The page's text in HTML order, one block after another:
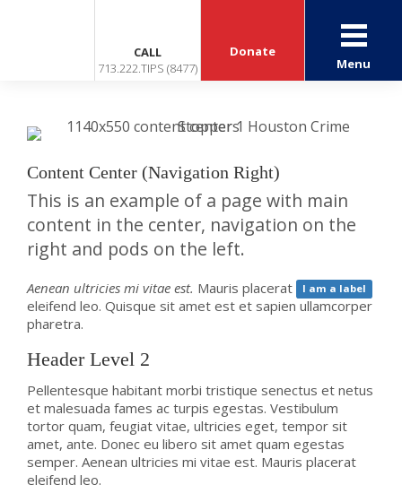
CALL
713.222.TIPS (8477)
Donate
Menu
Content Center (Navigation Right)
This is an example of a page with main
content in the center, navigation on the
right and pods on the left.
Aenean ultricies mi vitae est. Mauris placerat I am a label
eleifend leo. Quisque sit amet est et sapien ullamcorper
pharetra.
Header Level 2
Pellentesque habitant morbi tristique senectus et netus
et malesuada fames ac turpis egestas. Vestibulum
tortor quam, feugiat vitae, ultricies eget, tempor sit
amet, ante. Donec eu libero sit amet quam egestas
semper. Aenean ultricies mi vitae est. Mauris placerat
eleifend leo.